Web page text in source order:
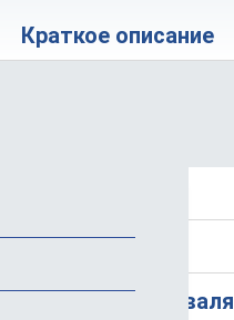
Краткое описание
История фестиваля